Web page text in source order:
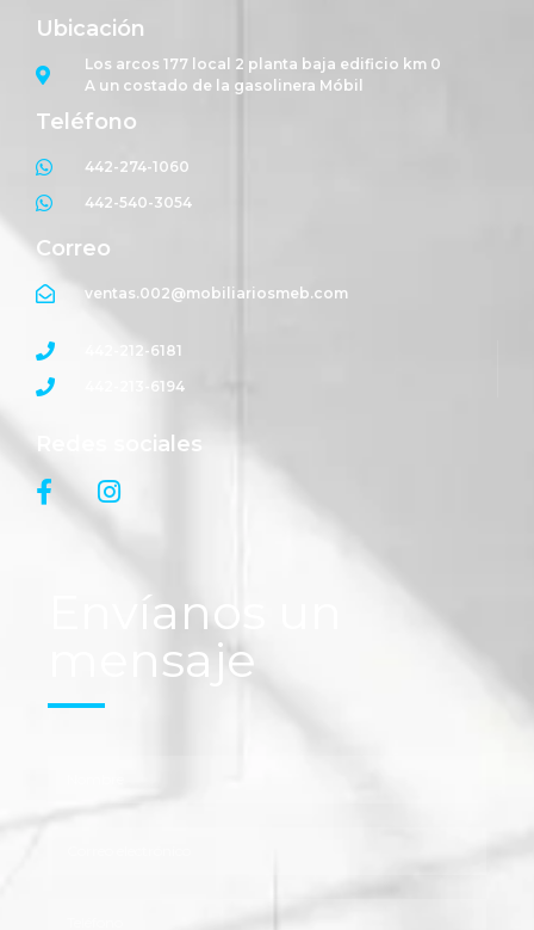
Ubicación
Los arcos 177 local 2 planta baja edificio km 0
A un costado de la gasolinera Móbil
Teléfono
442-274-1060
442-540-3054
Correo
ventas.002@mobiliariosmeb.com
442-212-6181
442-213-6194
Redes sociales
Envíanos un
mensaje